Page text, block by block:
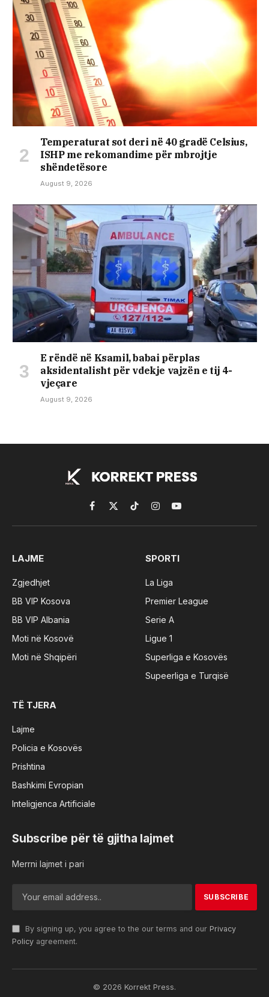
Temperaturat sot deri në 40 gradë Celsius,
ISHP me rekomandime për mbrojtje
shëndetësore
August 9, 2026
E rëndë në Ksamil, babai përplas
aksidentalisht për vdekje vajzën e tij 4-
vjeçare
August 9, 2026
Facebook
X
(Twitter)
TikTokInstagramYouTube
LAJME
Zgjedhjet
BB VIP Kosova
BB VIP Albania
Moti në Kosovë
Moti në Shqipëri
SPORTI
La Liga
Premier League
Serie A
Ligue 1
Superliga e Kosovës
Supeerliga e Turqisë
TË TJERA
Lajme
Policia e Kosovës
Prishtina
Bashkimi Evropian
Inteligjenca Artificiale
Subscribe për të gjitha lajmet
Merrni lajmet i pari
By signing up, you agree to the our terms and our Privacy
Policy agreement.
© 2026 Korrekt Press.